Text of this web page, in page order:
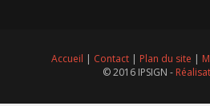
Accueil | Contact | Plan du site |
© 2016 IPSIGN -